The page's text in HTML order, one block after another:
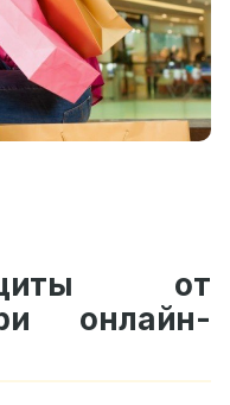
от
онлайн-